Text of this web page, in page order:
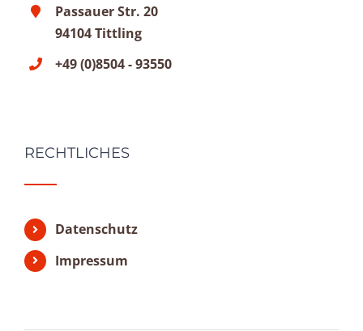
Passauer Str. 20
94104 Tittling
+49 (0)8504 - 93550
RECHTLICHES
Datenschutz
Impressum